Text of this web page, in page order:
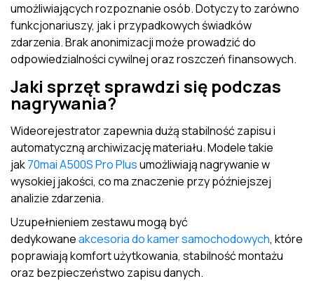
umożliwiających rozpoznanie osób. Dotyczy to zarówno
funkcjonariuszy, jak i przypadkowych świadków
zdarzenia. Brak anonimizacji może prowadzić do
odpowiedzialności cywilnej oraz roszczeń finansowych.
Jaki sprzęt sprawdzi się podczas
nagrywania?
Wideorejestrator zapewnia dużą stabilność zapisu i
automatyczną archiwizację materiału. Modele takie
jak70mai A500S Pro Plusumożliwiają nagrywanie w
wysokiej jakości, co ma znaczenie przy późniejszej
analizie zdarzenia.
Uzupełnieniem zestawu mogą być
dedykowaneakcesoria do kamer samochodowych, które
poprawiają komfort użytkowania, stabilność montażu
oraz bezpieczeństwo zapisu danych.